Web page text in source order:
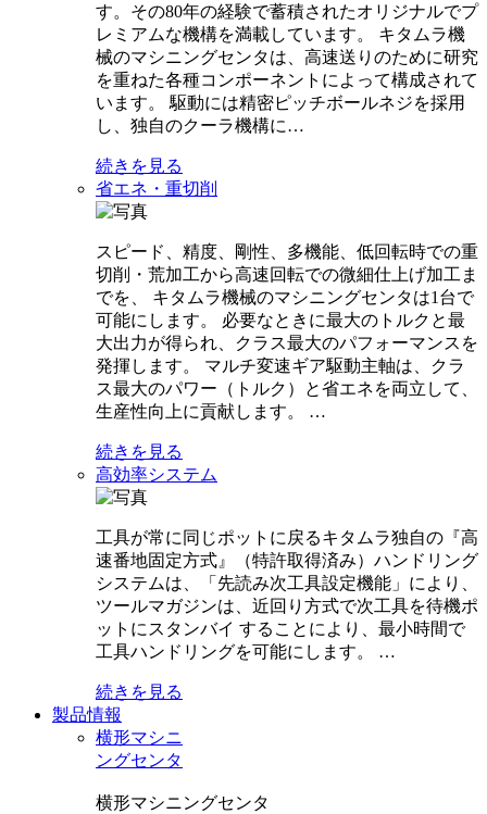
す。その80年の経験で蓄積されたオリジナルでプ
レミアムな機構を満載しています。 キタムラ機
械のマシニングセンタは、高速送りのために研究
を重ねた各種コンポーネントによって構成されて
います。 駆動には精密ピッチボールネジを採用
し、独自のクーラ機構に…
続きを見る
省エネ・重切削
スピード、精度、剛性、多機能、低回転時での重
切削・荒加工から高速回転での微細仕上げ加工ま
でを、 キタムラ機械のマシニングセンタは1台で
可能にします。 必要なときに最大のトルクと最
大出力が得られ、クラス最大のパフォーマンスを
発揮します。 マルチ変速ギア駆動主軸は、クラ
ス最大のパワー（トルク）と省エネを両立して、
生産性向上に貢献します。 …
続きを見る
高効率システム
工具が常に同じポットに戻るキタムラ独自の『高
速番地固定方式』（特許取得済み）ハンドリング
システムは、「先読み次工具設定機能」により、
ツールマガジンは、近回り方式で次工具を待機ポ
ットにスタンバイ することにより、最小時間で
工具ハンドリングを可能にします。 …
続きを見る
製品情報
横形マシニ
ングセンタ
横形マシニングセンタ